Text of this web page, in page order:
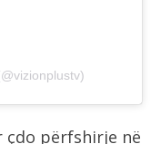
çdo përfshirje në